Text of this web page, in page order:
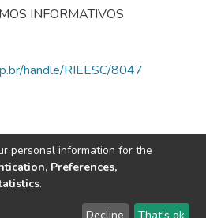
INFORMATIVOS
handle/RIEESC/8047
© 2002-2026 LYRASIS
personal information for the
Preferences,
.